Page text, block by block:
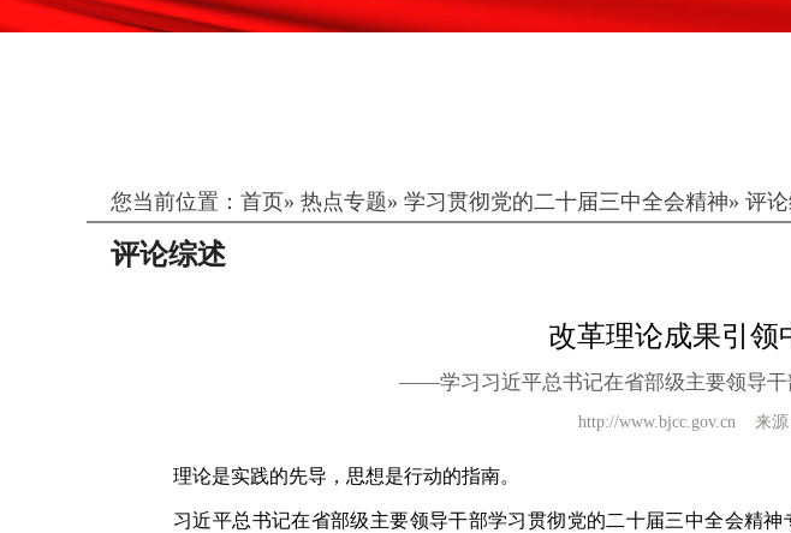
您当前位置： 首页» 热点专题» 学习贯彻党的二十届三中全会精神» 评
评论综述
改革理论成果引领
——学习习近平总书记在省部级主要领导干
http://www.bjcc.gov.cn 来
理论是实践的先导，思想是行动的指南。
习近平总书记在省部级主要领导干部学习贯彻党的二十届三中全会精神